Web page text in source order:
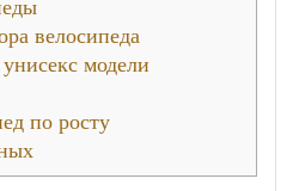
велосипеда
модели
по росту